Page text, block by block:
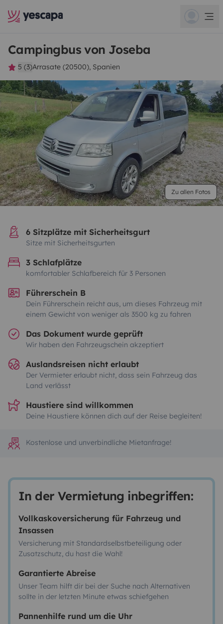
Campingbus von Joseba
5 (3)Arrasate (20500), Spanien
Zu allen Fotos
6 Sitzplätze mit Sicherheitsgurt
Sitze mit Sicherheitsgurten
3 Schlafplätze
komfortabler Schlafbereich für 3 Personen
Führerschein B
Dein Führerschein reicht aus, um dieses Fahrzeug mit
einem Gewicht von weniger als 3500 kg zu fahren
Das Dokument wurde geprüft
Wir haben den Fahrzeugschein akzeptiert
Auslandsreisen nicht erlaubt
Der Vermieter erlaubt nicht, dass sein Fahrzeug das
Land verlässt
Haustiere sind willkommen
Deine Haustiere können dich auf der Reise begleiten!
Kostenlose und unverbindliche Mietanfrage!
In der Vermietung inbegriffen:
Vollkaskoversicherung für Fahrzeug und
Insassen
Versicherung mit Standardselbstbeteiligung oder
Zusatzschutz, du hast die Wahl!
Garantierte Abreise
Unser Team hilft dir bei der Suche nach Alternativen
sollte in der letzten Minute etwas schiefgehen
Pannenhilfe rund um die Uhr